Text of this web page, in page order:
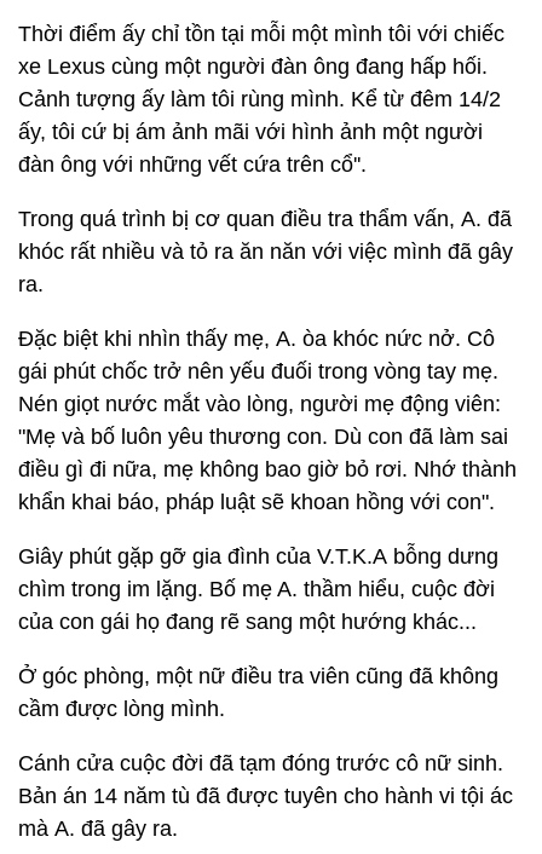
Thời điểm ấy chỉ tồn tại mỗi một mình tôi với chiếc
xe Lexus cùng một người đàn ông đang hấp hối.
Cảnh tượng ấy làm tôi rùng mình. Kể từ đêm 14/2
ấy, tôi cứ bị ám ảnh mãi với hình ảnh một người
đàn ông với những vết cứa trên cổ''.
Trong quá trình bị cơ quan điều tra thẩm vấn, A. đã
khóc rất nhiều và tỏ ra ăn năn với việc mình đã gây
ra.
Đặc biệt khi nhìn thấy mẹ, A. òa khóc nức nở. Cô
gái phút chốc trở nên yếu đuối trong vòng tay mẹ.
Nén giọt nước mắt vào lòng, người mẹ động viên:
"Mẹ và bố luôn yêu thương con. Dù con đã làm sai
điều gì đi nữa, mẹ không bao giờ bỏ rơi. Nhớ thành
khẩn khai báo, pháp luật sẽ khoan hồng với con".
Giây phút gặp gỡ gia đình của V.T.K.A bỗng dưng
chìm trong im lặng. Bố mẹ A. thầm hiểu, cuộc đời
của con gái họ đang rẽ sang một hướng khác...
Ở góc phòng, một nữ điều tra viên cũng đã không
cầm được lòng mình.
Cánh cửa cuộc đời đã tạm đóng trước cô nữ sinh.
Bản án 14 năm tù đã được tuyên cho hành vi tội ác
mà A. đã gây ra.